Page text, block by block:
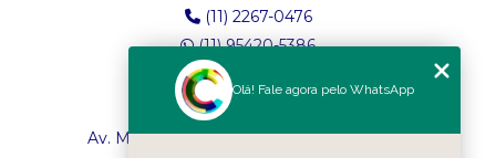
(11) 2267-0476
(11) 95420-5386
LOJA 2
Av. Maria Amália Lopes de Azevedo, 4260
Olá! Fale agora pelo WhatsApp